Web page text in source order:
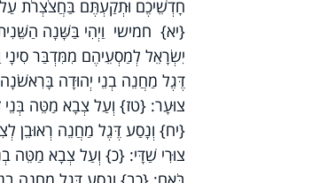
חָדְשֵׁיכֶם וּתְקַעְתֶּם בַּחֲצֹצְרֹת עַל
{יא} חמישי וַיְהִי בַּשָּׁנָה
יִשְׂרָאֵל לְמַסְעֵיהֶם מִמִּדְבַּר סִינָי
דֶּגֶל מַחֲנֵה בְנֵי יְהוּדָה
צוּעָר: {טז} וְעַל צְבָא מַטֵּה בְּנֵי
{יח} וְנָסַע דֶּגֶל מַחֲנֵה רְאוּבֵן
צוּרִי שַׁדָּי: {כ} וְעַל צְבָא מַטֵּה